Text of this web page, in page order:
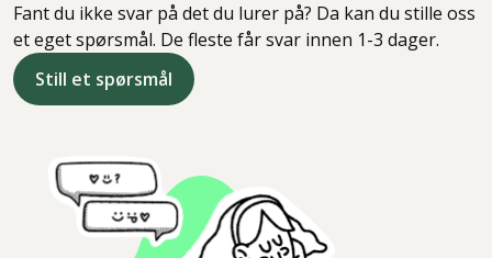
Fant du ikke svar på det du lurer på? Da kan du stille oss
et eget spørsmål. De fleste får svar innen 1-3 dager.
Still et spørsmål